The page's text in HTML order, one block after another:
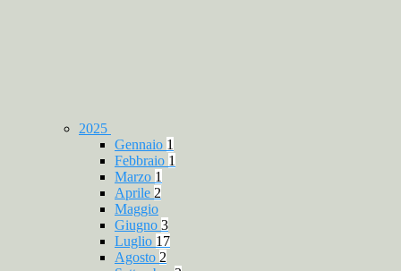
2025
Gennaio 1
Febbraio 1
Marzo 1
Aprile 2
Maggio
Giugno 3
Luglio 17
Agosto 2